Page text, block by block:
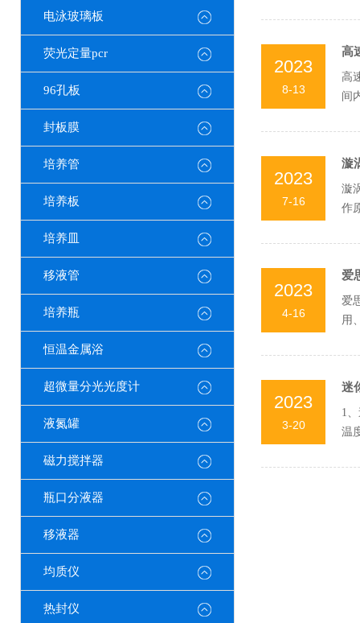
电泳玻璃板
荧光定量pcr
96孔板
封板膜
培养管
培养板
培养皿
移液管
培养瓶
恒温金属浴
超微量分光光度计
液氮罐
磁力搅拌器
瓶口分液器
移液器
均质仪
热封仪
2023
8-13
高
高
间
2023
7-16
漩
漩
作
2023
4-16
爱
爱
用
2023
3-20
迷
1
温